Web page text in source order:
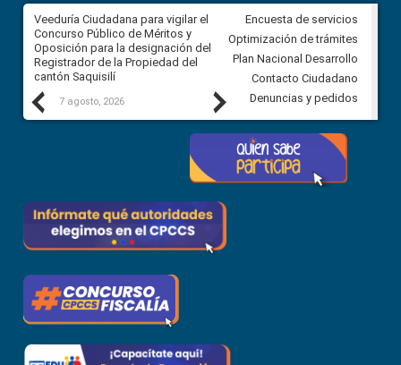
Previous
Veeduría Ciudadana para vigilar el
Concurso Público de Méritos y
Oposición para la designación del
Registrador de la Propiedad del
cantón Saquisilí
7 agosto, 2026
Veeduría Ciudadana para
construcción del asfaltado de
Ballenita del cantón Santa
7 agosto, 2026
Next
Encuesta de servicios
Optimización de trámites
Plan Nacional Desarrollo
Contacto Ciudadano
Denuncias y pedidos